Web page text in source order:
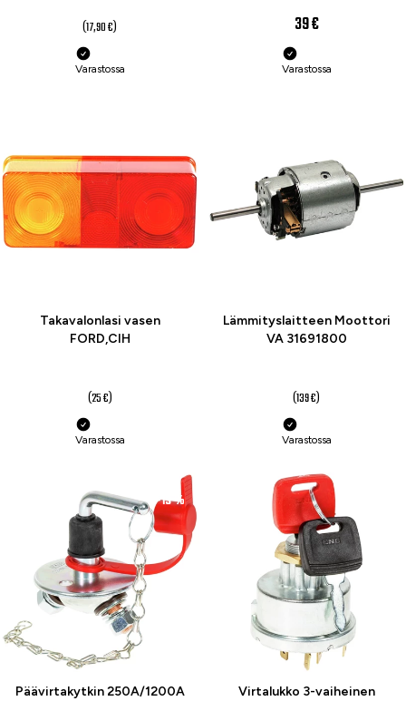
(17,90 €)
Varastossa
39 €
Varastossa
Takavalonlasi vasen
FORD,CIH
(25 €)
Varastossa
Lämmityslaitteen Moottori
VA 31691800
(139 €)
Varastossa
-19 %
Päävirtakytkin 250A/1200A Virtalukko 3-vaiheinen